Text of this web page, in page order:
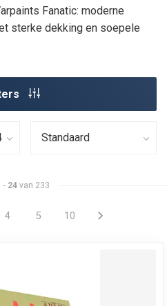
Fanatic: moderne
sterke dekking en soepele
- 24van 233
4 5 10